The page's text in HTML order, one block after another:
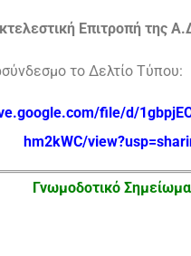
Επιτροπή της
το Δελτίο Τύπου:
file/d/
hm2kWC/
Γνωμοδοτικό